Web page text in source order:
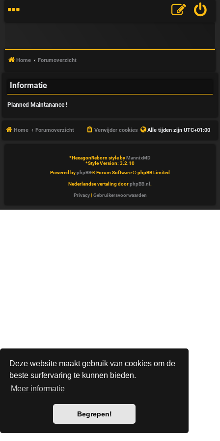
Deze website maakt gebruik van cookies om de
beste surfervaring te kunnen bieden.
Meer informatie
Begrepen!
V
A
Home Forumoverzicht
Informatie
Planned Maintanance !
Home Forumoverzicht Alle tijden zijn UTC+01:00
Verwijder cookies
*HexagonReborn style byMannixMD
*Style Version: 3.2.10
Powered byphpBB® Forum Software © phpBB Limited
Nederlandse vertaling doorphpBB.nl .
Privacy| Gebruikersvoorwaarden